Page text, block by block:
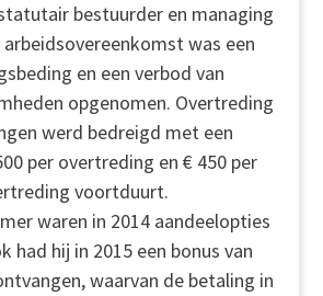
bestuurder en managing
was een
en een verbod van
opgenomen. Overtreding
werd bedreigd met een
per overtreding en € 450 per
voortduurt.
waren in 2014 aandeelopties
had hij in 2015 een bonus van
waarvan de betaling in